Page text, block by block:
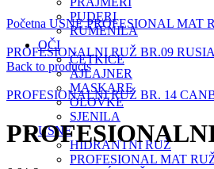
PUDERI
RUMENILA
OČI
ČETKICE
AJLAJNER
MASKARE
OLOVKE
SJENILA
USNE
HIDRANTNI RUŽ
PROFESIONAL MAT
Click to enlarge
Početna USNEPROFESIONAL MAT
PROFESIONALNI RUŽ BR.09
Back to products
PROFESIONALNI RUŽ BR. 14